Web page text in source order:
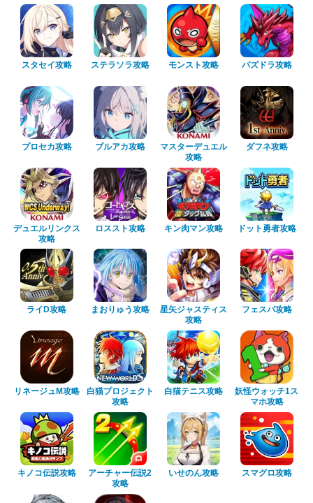
スタセイ攻略 ステラソラ攻略 モンスト攻略 パズドラ攻略
プロセカ攻略 ブルアカ攻略
マスターデュエル
攻略
ダフネ攻略
デュエルリンクス
攻略
ロススト攻略 キン肉マン攻略 ドット勇者攻略
ライD攻略 まおりゅう攻略
星矢ジャスティス
攻略
フェスバ攻略
リネージュM攻略
白猫プロジェクト
攻略
白猫テニス攻略
妖怪ウォッチ1ス
マホ攻略
キノコ伝説攻略
アーチャー伝説2
攻略
いせのん攻略 スマグロ攻略